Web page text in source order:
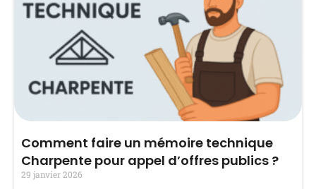
Comment faire un mémoire technique
Charpente pour appel d’offres publics ?
29 janvier 2026